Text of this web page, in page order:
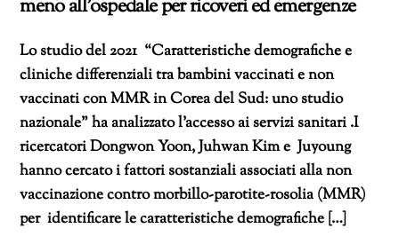
meno all’ospedale per ricoveri ed emergenze
Lo studio del 2021 “Caratteristiche demografiche e
cliniche differenziali tra bambini vaccinati e non
vaccinati con MMR in Corea del Sud: uno studio
nazionale” ha analizzato l’accesso ai servizi sanitari .I
ricercatori Dongwon Yoon, Juhwan Kim e Juyoung
hanno cercato i fattori sostanziali associati alla non
vaccinazione contro morbillo-parotite-rosolia (MMR)
per identificare le caratteristiche demografiche […]